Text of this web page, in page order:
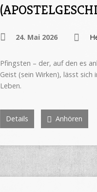
24. Mai 2026
Pfingsten – der, auf den es
Geist (sein Wirken), lässt
Leben.
Details Anhören